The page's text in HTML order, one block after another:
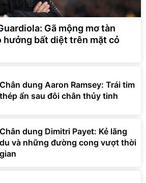
Gã mộng mơ tàn
hưởng bất diệt trên mặt cỏ
Chân dung Aaron Ramsey: Trái tim
thép ẩn sau đôi chân thủy tinh
Chân dung Dimitri Payet: Kẻ lãng
du và những đường cong vượt thời
gian